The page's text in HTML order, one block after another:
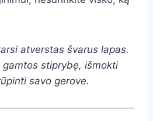
atverstas švarus lapas.
stiprybę, išmokti
savo gerove.